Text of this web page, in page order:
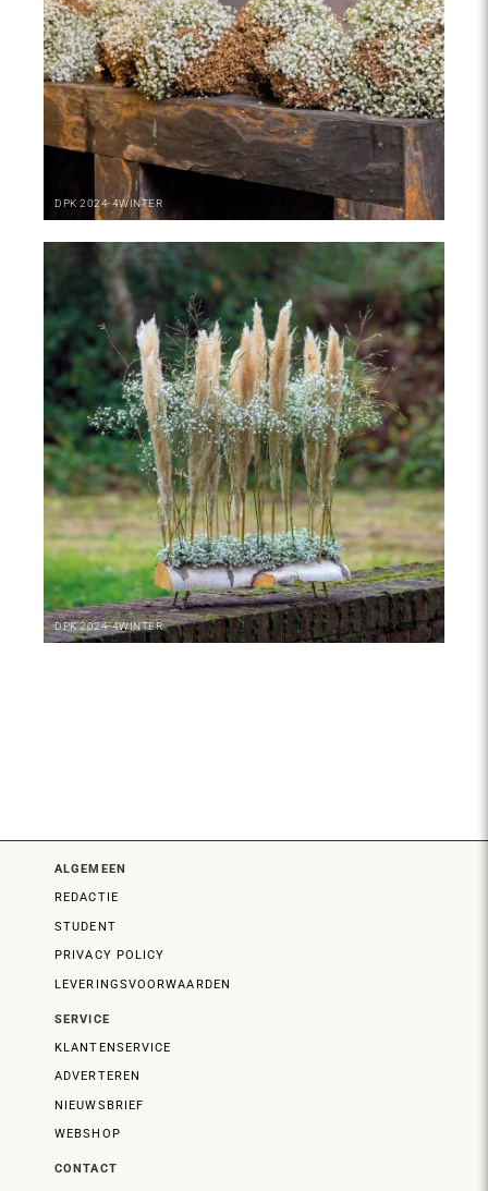
DPK 2024-4WINTER
DPK 2024-4WINTER
ALGEMEEN
REDACTIE
STUDENT
PRIVACY POLICY
LEVERINGSVOORWAARDEN
SERVICE
KLANTENSERVICE
ADVERTEREN
NIEUWSBRIEF
WEBSHOP
CONTACT